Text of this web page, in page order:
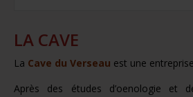
LA CAVE
La Cave du Verseau est une
Après des études d’oenologie et